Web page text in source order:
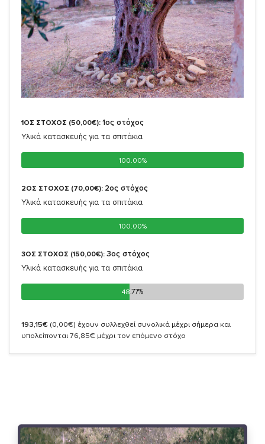
1ΟΣ ΣΤΟΧΟΣ (50,00€): 1ος στόχος
Υλικά κατασκευής για τα σπιτάκια
100.00%
100.00%
2ΟΣ ΣΤΟΧΟΣ (70,00€): 2oς στόχος
Υλικά κατασκευής για τα σπιτάκια
100.00%
100.00%
3ΟΣ ΣΤΟΧΟΣ (150,00€): 3oς στόχος
Υλικά κατασκευής για τα σπιτάκια
48.77%
48.77%
193,15€ (0,00€) έχουν συλλεχθεί συνολικά μέχρι σήμερα και
υπολείπονται 76,85€ μέχρι τον επόμενο στόχο